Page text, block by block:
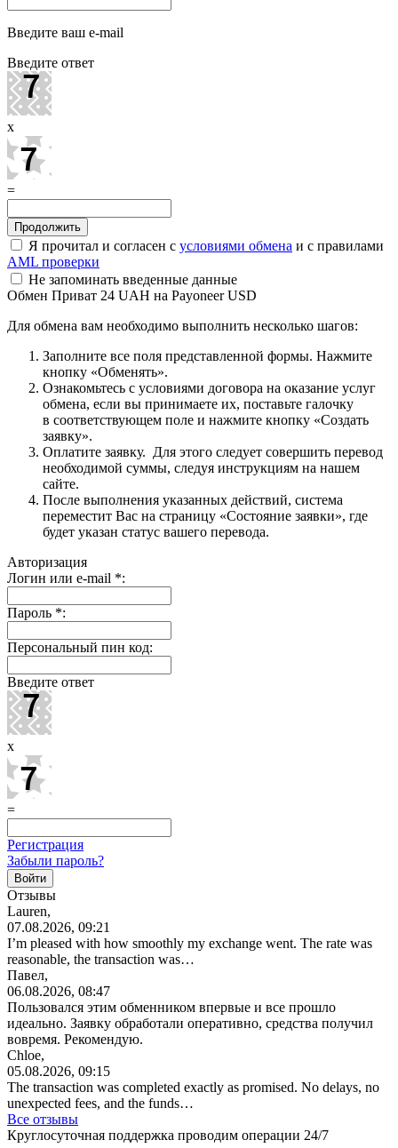
Введите ваш e-mail
Введите ответ
x
=
Я прочитал и согласен с условиями обмена и с правилами
AML проверки
Не запоминать введенные данные
Обмен Приват 24 UAH на Payoneer USD
Для обмена вам необходимо выполнить несколько шагов:
Заполните все поля представленной формы. Нажмите
кнопку «Обменять».
Ознакомьтесь с условиями договора на оказание услуг
обмена, если вы принимаете их, поставьте галочку
в соответствующем поле и нажмите кнопку «Создать
заявку».
Оплатите заявку. Для этого следует совершить перевод
необходимой суммы, следуя инструкциям на нашем
сайте.
После выполнения указанных действий, система
переместит Вас на страницу «Состояние заявки», где
будет указан статус вашего перевода.
Авторизация
Логин или e-mail *:
Пароль *:
Персональный пин код:
Введите ответ
x
=
Регистрация
Забыли пароль?
Отзывы
Lauren,
07.08.2026, 09:21
I’m pleased with how smoothly my exchange went. The rate was
reasonable, the transaction was…
Павел,
06.08.2026, 08:47
Пользовался этим обменником впервые и все прошло
идеально. Заявку обработали оперативно, средства получил
вовремя. Рекомендую.
Chloe,
05.08.2026, 09:15
The transaction was completed exactly as promised. No delays, no
unexpected fees, and the funds…
Все отзывы
Круглосуточная поддержка проводим операции 24/7